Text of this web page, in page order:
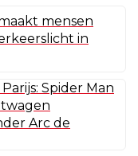
mensen
in
Spider Man
Arc de